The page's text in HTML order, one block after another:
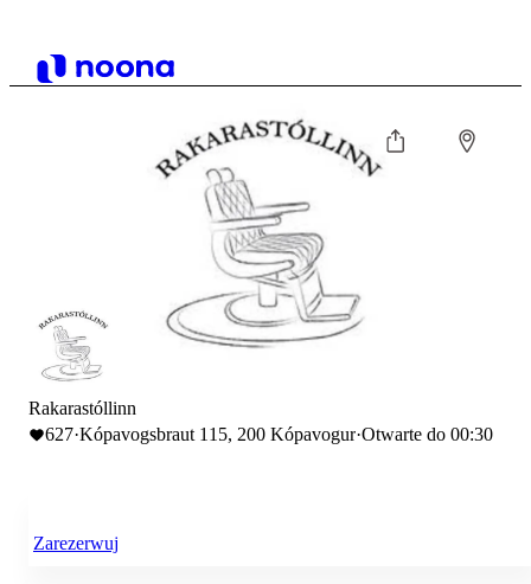
Rakarastóllinn
627·Kópavogsbraut 115, 200 Kópavogur·Otwarte do 00:30
Zarezerwuj